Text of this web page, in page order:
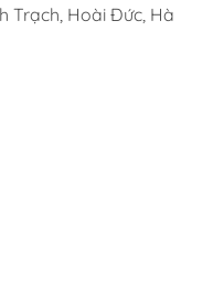
Trạch, Hoài Đức, Hà